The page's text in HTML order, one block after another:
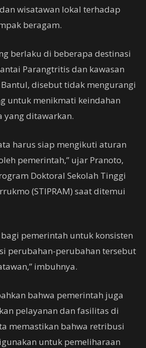
wisatawan lokal terhadap
beragam.
berlaku di beberapa destinasi
Parangtritis dan kawasan
disebut tidak mengurangi
untuk menikmati keindahan
yang ditawarkan.
harus siap mengikuti aturan
pemerintah,” ujar Pranoto,
Doktoral Sekolah Tinggi
(STIPRAM) saat ditemui
pemerintah untuk konsisten
perubahan-perubahan tersebut
imbuhnya.
bahwa pemerintah juga
pelayanan dan fasilitas di
memastikan bahwa retribusi
untuk pemeliharaan